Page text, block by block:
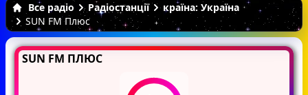
Все радіо Радіостанції
країна: Україна
SUN FM Плюс
SUN FM ПЛЮС